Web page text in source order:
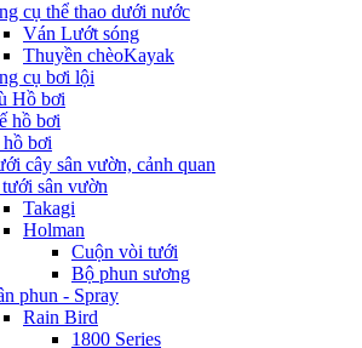
cụ thể thao dưới nước
Ván Lướt sóng
Thuyền chèoKayak
cụ bơi lội
Hồ bơi
hồ bơi
bơi
cây sân vườn, cảnh quan
sân vườn
Takagi
Holman
Cuộn vòi tưới
Bộ phun sương
phun - Spray
Rain Bird
1800 Series